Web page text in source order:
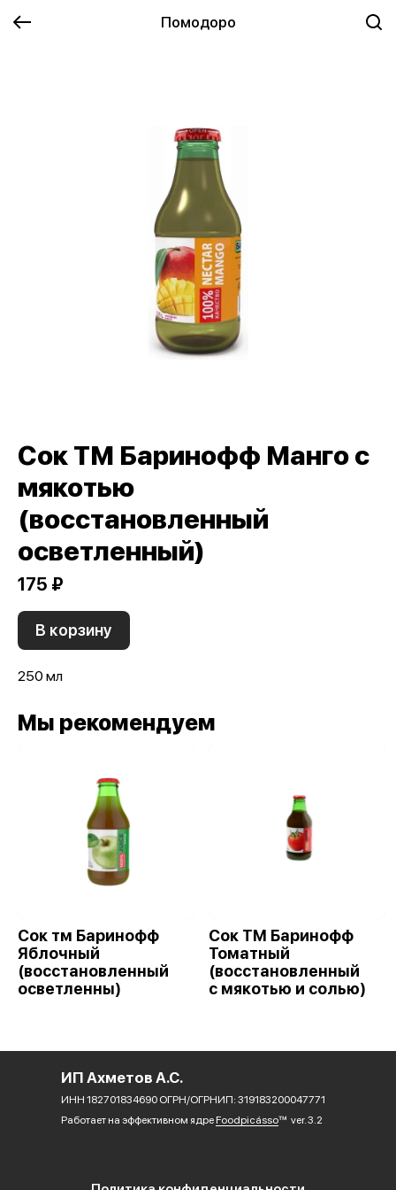
Помодоро
Сок ТМ Баринофф Манго с
мякотью
(восстановленный
осветленный)
175 ₽
В корзину
250 мл
Мы рекомендуем
Сок тм Баринофф
Яблочный
(восстановленный
осветленны)
Сок ТМ Баринофф
Томатный
(восстановленный
с мякотью и солью)
ИП Ахметов А.С.
ИНН 182701834690 ОГРН/ОГРНИП: 319183200047771
Работает на эффективном ядре Foodpicássover. 3.2